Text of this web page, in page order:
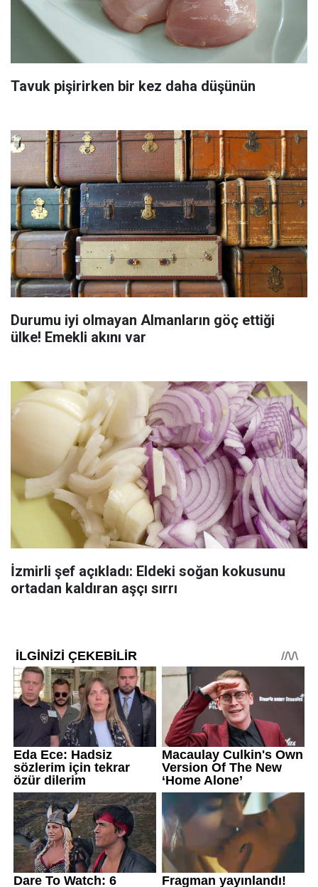
Tavuk pişirirken bir kez daha düşünün
Durumu iyi olmayan Almanların göç ettiği
ülke! Emekli akını var
İzmirli şef açıkladı: Eldeki soğan kokusunu
ortadan kaldıran aşçı sırrı